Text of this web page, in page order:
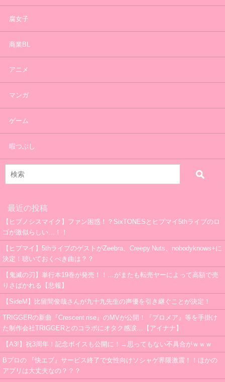
腐女子
商業BL
アニメ
マンガ
ゲーム
暇つぶし
最近の投稿
【ヒプノシスマイク】ファン困惑！？SixTONESとヒプマイ5thライブのロ
ゴが激似らしい…！！
【ヒプマイ】5thライブのゲストがZeebra、Creepy Nuts、nobodyknows+に
決定！聴いておくべき曲は？？
【鬼滅の刃】単行本19巻が発売！！…がまたも転売ヤーによって高額で売
りさばかれる【悲報】
【SideM】比留間俊哉さんが九十九先生の声優を引き継ぐことが決定！
TRIGGERの新曲『Crescent rise』のMVが公開！『プロメア』等を手掛け
た制作会社TRIGGERとのコラボにオタク感涙…【アイナナ】
【A3!】祝3周年！記念ボイスも公開に！→思ってもない不具合がｗｗｗ
Bプロの 『快エブ』サービス終了で女性向けソシャゲ界隈激震！！ほかの
アプリは大丈夫なの？？？